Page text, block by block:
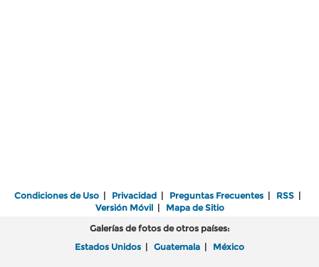
Condiciones de Uso | Privacidad | Preguntas Frecuentes | RSS |
Versión Móvil| Mapa de Sitio
Galerías de fotos de otros países:
Estados Unidos | Guatemala | México